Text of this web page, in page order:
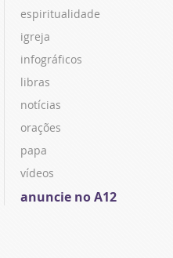
espiritualidade
igreja
infográficos
libras
notícias
orações
papa
vídeos
anuncie no A12